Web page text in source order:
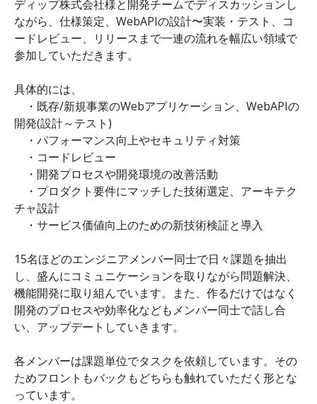
ディップ株式会社様と開発チームでディスカッションし
ながら、仕様策定、WebAPIの設計〜実装・テスト、コ
ードレビュー、リリースまで一連の流れを幅広い領域で
参加していただきます。
具体的には、
・既存/新規事業のWebアプリケーション、WebAPIの
開発(設計～テスト)
・パフォーマンス向上やセキュリティ対策
・コードレビュー
・開発プロセスや開発環境の改善活動
・プロダクト要件にマッチした技術選定、アーキテク
チャ設計
・サービス価値向上のための新技術検証と導入
15名ほどのエンジニアメンバー同士で日々課題を抽出
し、盛んにコミュニケーションを取りながら問題解決、
機能開発に取り組んでいます。また、作るだけではなく
開発のプロセスや効率化などもメンバー同士で話し合
い、アップデートしていきます。
各メンバーは課題単位でタスクを依頼しています。その
ためフロントもバックもどちらも触れていただく形とな
っています。